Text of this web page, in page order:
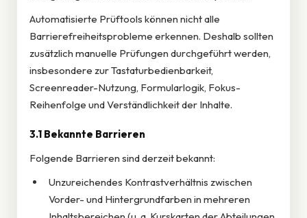
Automatisierte Prüftools können nicht alle
Barrierefreiheitsprobleme erkennen. Deshalb sollten
zusätzlich manuelle Prüfungen durchgeführt werden,
insbesondere zur Tastaturbedienbarkeit,
Screenreader-Nutzung, Formularlogik, Fokus-
Reihenfolge und Verständlichkeit der Inhalte.
3.1 Bekannte Barrieren
Folgende Barrieren sind derzeit bekannt:
Unzureichendes Kontrastverhältnis zwischen
Vorder- und Hintergrundfarben in mehreren